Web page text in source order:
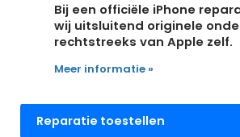
Bij een officiële iPhone
wij uitsluitend originele
rechtstreeks van Apple zelf.
Meer informatie »
Reparatie toestellen